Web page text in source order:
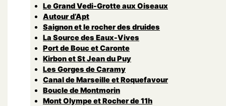
Le Grand Vedi-Grotte aux Oiseaux
Autour d’Apt
Saignon et le rocher des druides
La Source des Eaux-Vives
Port de Bouc et Caronte
Kirbon et St Jean du Puy
Les Gorges de Caramy
Canal de Marseille et Roquefavour
Boucle de Montmorin
Mont Olympe et Rocher de 11h